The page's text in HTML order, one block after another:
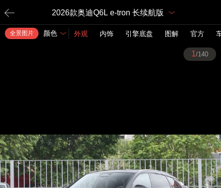
2026款奥迪Q6L e-tron 长续航版
全景图片 颜色 外观 内饰 引擎底盘 图解 官方
1/140